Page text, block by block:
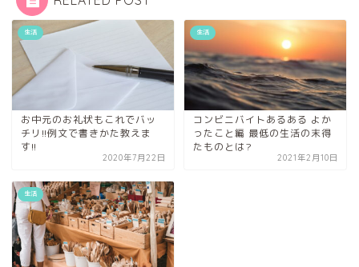
生活
お中元のお礼状もこれでバッ
チリ!!例文で書きかた教えま
す!!
2020年7月22日
生活
コンビニバイトあるある よか
ったこと編 最低の生活の末得
たものとは?
2021年2月10日
生活